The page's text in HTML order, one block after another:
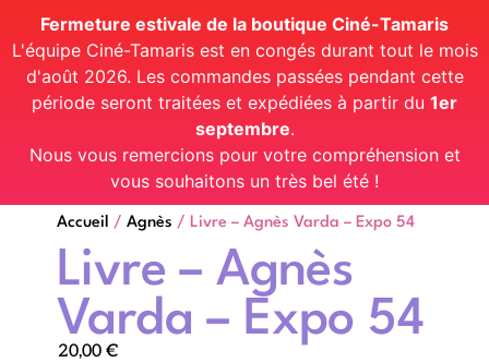
Fermeture estivale de la boutique Ciné-Tamaris
L'équipe Ciné-Tamaris est en congés durant tout le mois
d'août 2026. Les commandes passées pendant cette
période seront traitées et expédiées à partir du 1er
septembre.
Nous vous remercions pour votre compréhension et
vous souhaitons un très bel été !
Accueil / Agnès / Livre – Agnès Varda – Expo 54
Livre – Agnès
Varda – Expo 54
20,00 €